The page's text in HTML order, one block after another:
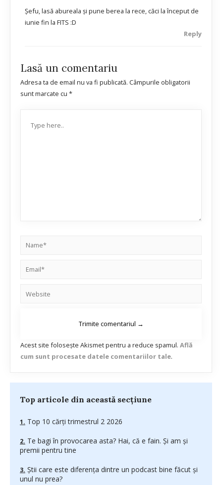
Şefu, lasă abureala şi pune berea la rece, căci la început de
iunie fin la FITS :D
Reply
Lasă un comentariu
Adresa ta de email nu va fi publicată. Câmpurile obligatorii
sunt marcate cu *
Acest site folosește Akismet pentru a reduce spamul. Află
cum sunt procesate datele comentariilor tale.
Top articole din această secțiune
Top 10 cărți trimestrul 2 2026
Te bagi în provocarea asta? Hai, că e fain. Și am și
premii pentru tine
Știi care este diferența dintre un podcast bine făcut și
unul nu prea?